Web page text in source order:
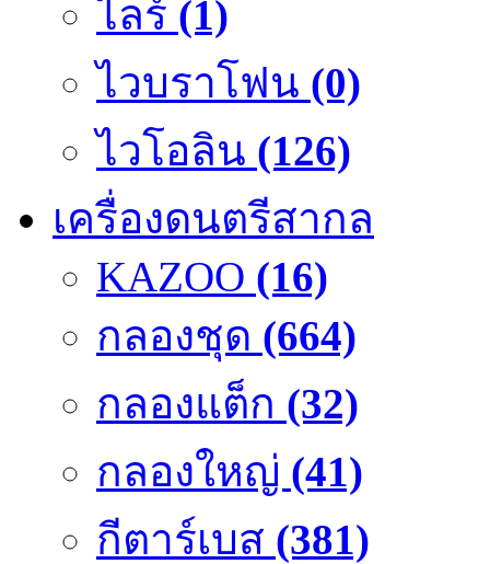
ไลร์ (1)
ไวบราโฟน (0)
ไวโอลิน (126)
เครื่องดนตรีสากล
KAZOO (16)
กลองชุด (664)
กลองแต็ก (32)
กลองใหญ่ (41)
กีตาร์เบส (381)